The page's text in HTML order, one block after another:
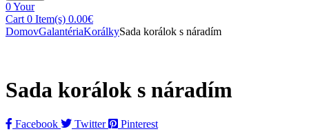
0Your
Cart 0 Item(s) 0.00€
DomovGalantériaKorálkySada korálok s náradím
Sada korálok s náradím
Facebook Twitter
Pinterest